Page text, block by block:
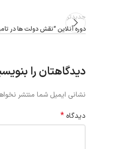
جدیدتر
دوره آنلاین “نقش دولت ها در
دیدگاهتان را
نشانی ایمیل شما منتشر
دیدگاه *